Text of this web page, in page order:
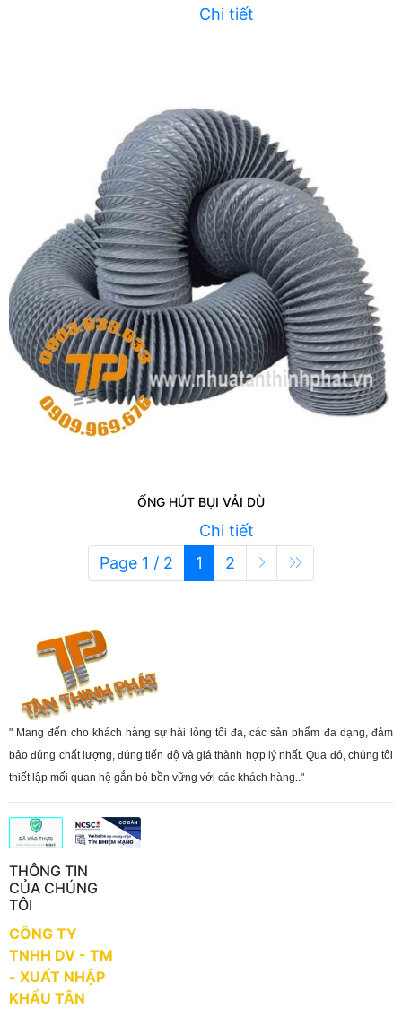
Chi tiết
ỐNG HÚT BỤI VẢI DÙ
Chi tiết
Page 1 / 2
1 2
" Mang đến cho khách hàng sự hài lòng tối đa, các sản phẩm đa dạng, đảm
bảo đúng chất lượng, đúng tiến độ và giá thành hợp lý nhất. Qua đó, chúng tôi
thiết lập mối quan hệ gắn bó bền vững với các khách hàng.."
THÔNG TIN
CỦA CHÚNG
TÔI
CÔNG TY
TNHH DV - TM
- XUẤT NHẬP
KHẨU TÂN